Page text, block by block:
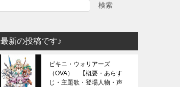
検索
最新の投稿です♪
ビキニ・ウォリアーズ
（OVA） 【概要・あらす
じ・主題歌・登場人物・声